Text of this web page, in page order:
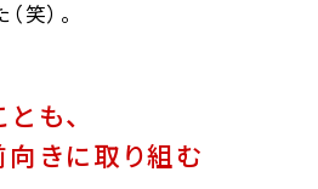
笑）。
も、
きに取り組む